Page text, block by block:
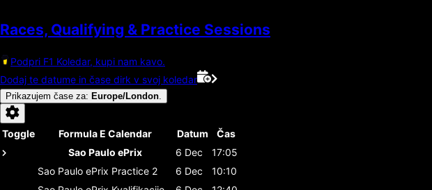
Races, Qualifying & Practice Sessions
Podpri F1 Koledar, kupi nam kavo.
Dodaj te datume in čase dirk v svoj koledar
Prikazujem čase za: Europe/London
Toggle Formula E Calendar Datum
Čas
Sao Paulo ePrix
6 Dec
17:05
Sao Paulo ePrix Practice 2 6 Dec
10:10